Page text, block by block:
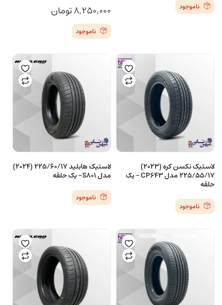
ناموجود ۸,۲۵۰,۰۰۰تومان
ناموجود
لاستیک نکسن کره (2023)
225/55/17 مدل CP643 – یک
حلقه
ناموجود
لاستیک هابلید 225/60/17 (2024)
مدل S801- یک حلقه
ناموجود